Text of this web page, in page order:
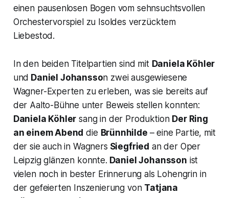
einen pausenlosen Bogen vom sehnsuchtsvollen
Orchestervorspiel zu Isoldes verzücktem
Liebestod.
In den beiden Titelpartien sind mit Daniela Köhler
und Daniel Johansson zwei ausgewiesene
Wagner-Experten zu erleben, was sie bereits auf
der Aalto-Bühne unter Beweis stellen konnten:
Daniela Köhler sang in der Produktion Der Ring
an einem Abend die Brünnhilde – eine Partie, mit
der sie auch in Wagners Siegfried an der Oper
Leipzig glänzen konnte. Daniel Johansson ist
vielen noch in bester Erinnerung als Lohengrin in
der gefeierten Inszenierung von Tatjana